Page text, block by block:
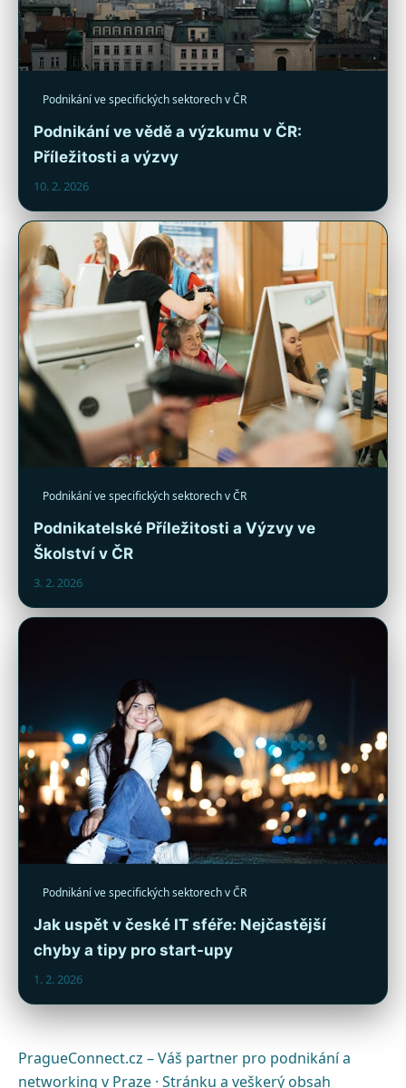
Podnikání ve specifických sektorech v ČR
Podnikání ve vědě a výzkumu v ČR:
Příležitosti a výzvy
10. 2. 2026
Podnikání ve specifických sektorech v ČR
Podnikatelské Příležitosti a Výzvy ve
Školství v ČR
3. 2. 2026
Podnikání ve specifických sektorech v ČR
Jak uspět v české IT sféře: Nejčastější
chyby a tipy pro start-upy
1. 2. 2026
PragueConnect.cz – Váš partner pro podnikání a
networking v Praze · Stránku a veškerý obsah